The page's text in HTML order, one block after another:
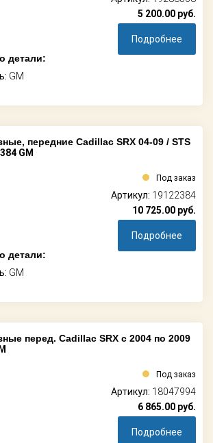
детали:
GM
5 200.00 руб.
Подробнее
передние Cadillac SRX 04-09 / STS
GM
детали:
GM
Под заказ
Артикул: 19122384
10 725.00 руб.
Подробнее
перед. Cadillac SRX c 2004 по 2009
Под заказ
Артикул: 18047994
6 865.00 руб.
Подробнее